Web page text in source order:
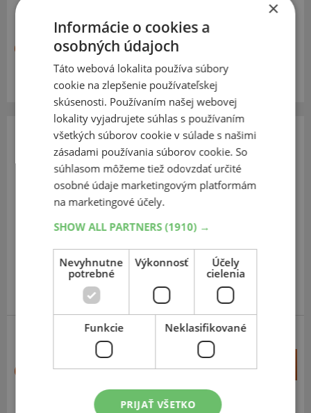
6,30 €
Momentálne nedostupné
Trojúhelník
Výstražný trojúhelník Sheron
6,60 €
+
Expedujeme budúci prac. deň
×
Informácie o cookies a
osobných údajoch
Táto webová lokalita používa súbory
cookie na zlepšenie používateľskej
skúsenosti. Používaním našej webovej
lokality vyjadrujete súhlas s používaním
všetkých súborov cookie v súlade s našimi
zásadami používania súborov cookie. So
súhlasom môžeme tiež odovzdať určité
osobné údaje marketingovým platformám
na marketingové účely.
SHOW ALL PARTNERS(1910) →
Nevyhnutne
potrebné
Výkonnosť
Účely
cielenia
Funkcie Neklasifikované
PRIJAŤ VŠETKO